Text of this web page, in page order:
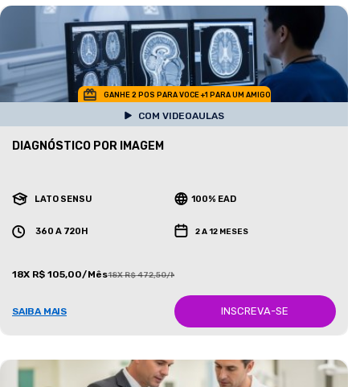
GANHE 2 POS PARA VOCE +1 PARA UM AMIGO
COM VIDEOAULAS
DIAGNÓSTICO POR IMAGEM
LATO SENSU 100% EAD
360 A 720H 2 A 12 MESES
18X R$ 105,00/Mês18X R$ 472,50/Mês
SAIBA MAIS INSCREVA-SE